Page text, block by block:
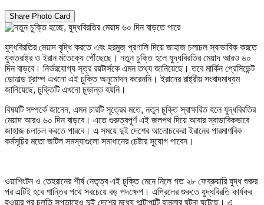
Share Photo Card
যুদ্ধবিরতির মেয়াদ বৃদ্ধি করতে এবং হরমুজ প্রণালি দিয়ে জাহাজ চলাচল স্বাভাবিক করতে
যুক্তরাষ্ট্র ও ইরান মতৈক্যে পৌঁছেছে। নতুন চুক্তি হলে যুদ্ধবিরতির মেয়াদ আরও ৬০
দিন বাড়বে। নির্ভরযোগ্য সূত্র রয়টার্সকে এমন তথ্য জানিয়েছে। তবে মার্কিন প্রেসিডেন্ট
ডোনাল্ড ট্রাম্প এখনো এই চুক্তি অনুমোদন করেননি। ইরানের রাষ্ট্রীয় সংবাদমাধ্যম
জানিয়েছে, চুক্তিটি এখনো চূড়ান্ত হয়নি।
বিষয়টি সম্পর্কে জানেন, এমন চারটি সূত্রের মতে, নতুন চুক্তি স্বাক্ষরিত হলে যুদ্ধবিরতির
মেয়াদ আরও ৬০ দিন বাড়বে। এতে গুরুত্বপূর্ণ এই জলপথ দিয়ে আবার স্বাভাবিকভাবে
জাহাজ চলাচল করতে পারবে। এ সময়ে দুই দেশের আলোচকেরা ইরানের পারমাণবিক
কর্মসূচির মতো জটিল সমস্যাগুলো সমাধানের চেষ্টার সুযোগ পাবেন।
ওয়াশিংটন ও তেহরানের শীর্ষ নেতৃত্ব এই চুক্তি মেনে নিলে গত ২৮ ফেব্রুয়ারি যুদ্ধ শুরুর
পর এটিই হবে শান্তির পথে সবচেয়ে বড় পদক্ষেপ। এপ্রিলের শুরুতে যুদ্ধবিরতি কার্যকর
হওয়ার পর চলতি সপ্তাহেও দুই দেশের মধ্যে পাল্টাপাল্টি হামলার ঘটনা ঘটেছে। এ